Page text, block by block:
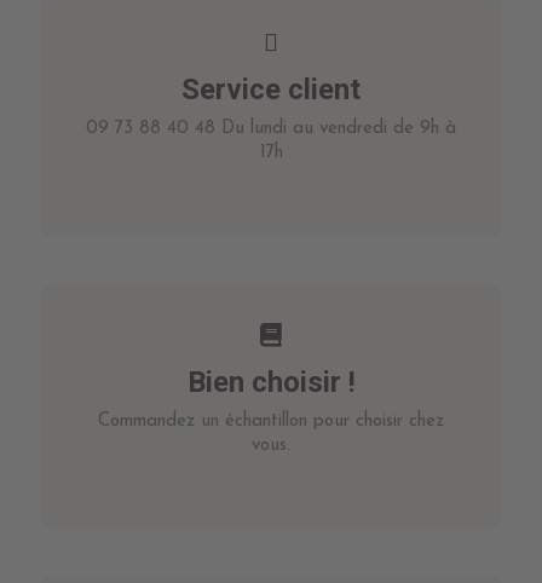
Service client
09 73 88 40 48 Du lundi au vendredi de 9h à
17h
Bien choisir !
Commandez un échantillon pour choisir chez
vous.